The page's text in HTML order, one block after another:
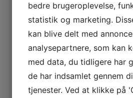
LÆS MERE
NW203
LÆS MERE
bedre brugeroplevelse,
statistik og marketing.
kan blive delt med
analysepartnere, som kan
med data, du tidligere har
de har indsamlet gennem
tjenester. Ved at klikke på